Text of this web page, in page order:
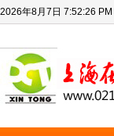
2026年8月7日 7:52:26 PM